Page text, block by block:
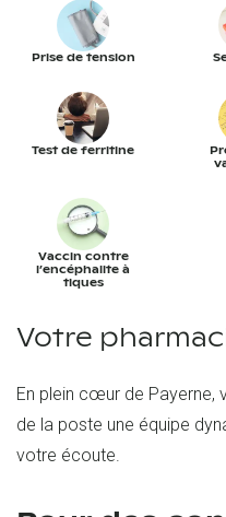
Prise de tension
Test de ferritine
Vaccin contre
l’encéphalite à
tiques
Votre
En plein cœur de Payerne,
de la poste une équipe
votre écoute.